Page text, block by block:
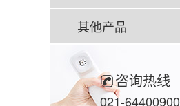
其他产品
咨询热线
021-64400900